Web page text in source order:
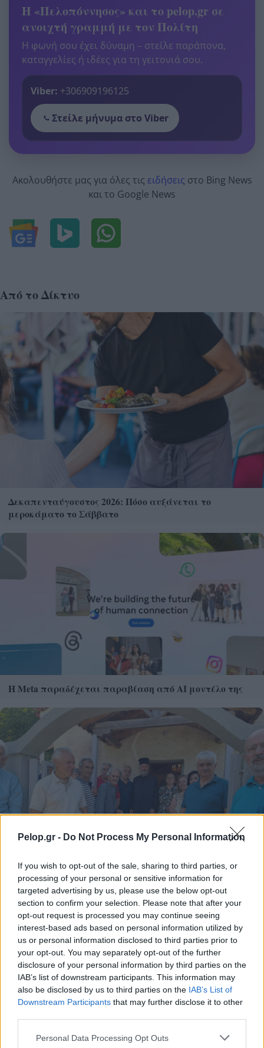
Pelop.gr - Do Not Process My Personal Information
If you wish to opt-out of the sale, sharing to third parties, or
processing of your personal or sensitive information for
targeted advertising by us, please use the below opt-out
section to confirm your selection. Please note that after your
opt-out request is processed you may continue seeing
interest-based ads based on personal information utilized by
us or personal information disclosed to third parties prior to
your opt-out. You may separately opt-out of the further
disclosure of your personal information by third parties on the
IAB’s list of downstream participants. This information may
also be disclosed by us to third parties on the IAB’s List of
Downstream Participants that may further disclose it to other
Please note that this website/app uses one or more Google
Personal Data Processing Opt Outs
Η «Πελοπόννησος» και το pelop.gr σε
ανοιχτή γραμμή με τον Πολίτη
Η φωνή σου έχει δύναμη – στείλε παράπονα,
καταγγελίες ή ιδέες για τη γειτονιά σου.
Viber: +306909196125
Στείλε μήνυμα στο Viber
Ακολουθήστε μας για όλες τις ειδήσεις στο Bing News
και το Google News
Από το Δίκτυο
Δεκαπενταύγουστος 2026: Πόσο αυξάνεται το
μεροκάματο το Σάββατο
Η Meta παραδέχεται παραβίαση από AI μοντέλο της
Στο Δεσινό Καλαβρύτων της Μεταμορφώσεως του
Σωτήρος ΦΩΤΟ